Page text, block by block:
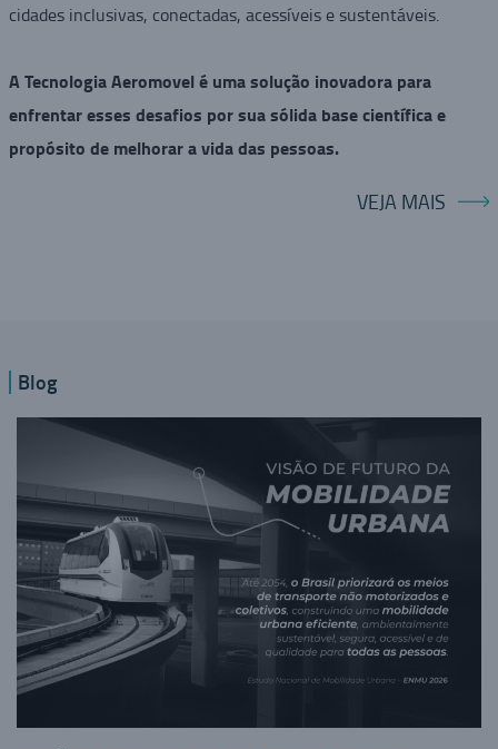
cidades inclusivas, conectadas, acessíveis e sustentáveis.
A Tecnologia Aeromovel é uma solução inovadora para
enfrentar esses desafios por sua sólida base científica e
propósito de melhorar a vida das pessoas.
VEJA MAIS
Blog